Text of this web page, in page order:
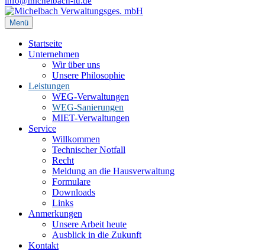
Menü
Startseite
Unternehmen
Wir über uns
Unsere Philosophie
Leistungen
WEG-Verwaltungen
WEG-Sanierungen
MIET-Verwaltungen
Service
Willkommen
Technischer Notfall
Recht
Meldung an die Hausverwaltung
Formulare
Downloads
Links
Anmerkungen
Unsere Arbeit heute
Ausblick in die Zukunft
Kontakt